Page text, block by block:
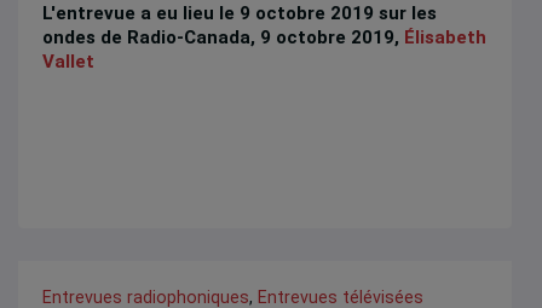
L'entrevue a eu lieu le 9 octobre 2019 sur les
ondes de Radio-Canada, 9 octobre 2019, Élisabeth
Vallet
Entrevues radiophoniques, Entrevues télévisées